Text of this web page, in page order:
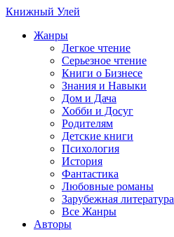
Книжный Улей
Жанры
Легкое чтение
Серьезное чтение
Книги о Бизнесе
Знания и Навыки
Дом и Дача
Хобби и Досуг
Родителям
Детские книги
Психология
История
Фантастика
Любовные романы
Зарубежная литература
Все Жанры
Авторы